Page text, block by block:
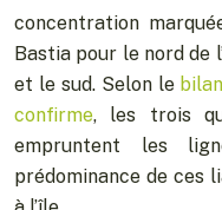
concentration
Bastia pour le nord de
et le sud. Selon le
confirme, les trois
empruntent les
prédominance de ces